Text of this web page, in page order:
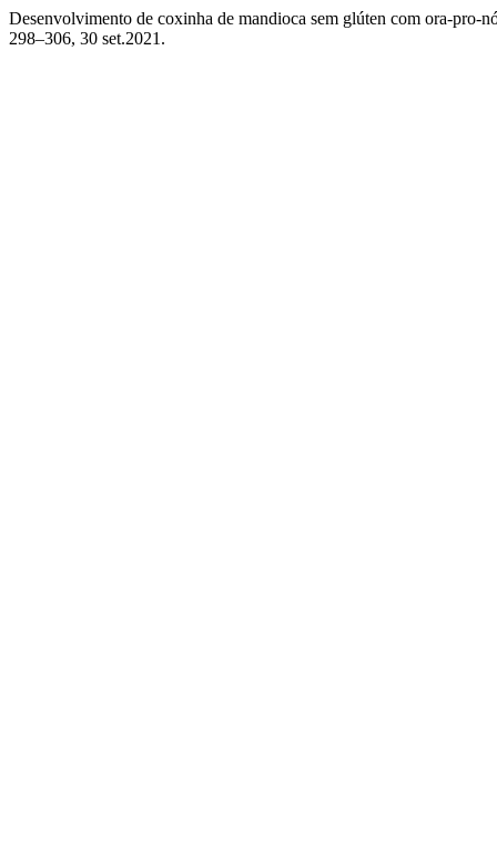
Desenvolvimento de coxinha de mandioca sem glúten com ora-pro-
298–306, 30 set.2021.